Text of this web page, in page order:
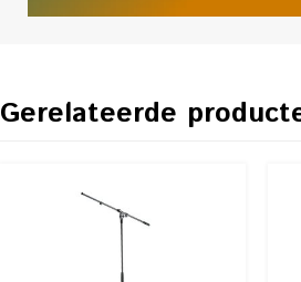
Gerelateerde